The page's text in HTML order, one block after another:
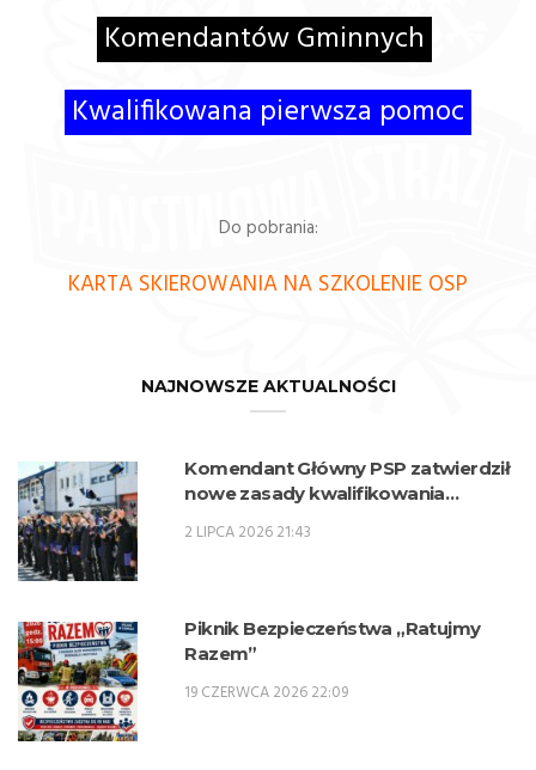
Komendantów Gminnych
Kwalifikowana pierwsza pomoc
Do pobrania:
KARTA SKIEROWANIA NA SZKOLENIE OSP
NAJNOWSZE AKTUALNOŚCI
Komendant Główny PSP zatwierdził
nowe zasady kwalifikowania
zawodowe w zawodzie technik
2 LIPCA 2026 21:43
Piknik Bezpieczeństwa „Ratujmy
Razem”
19 CZERWCA 2026 22:09